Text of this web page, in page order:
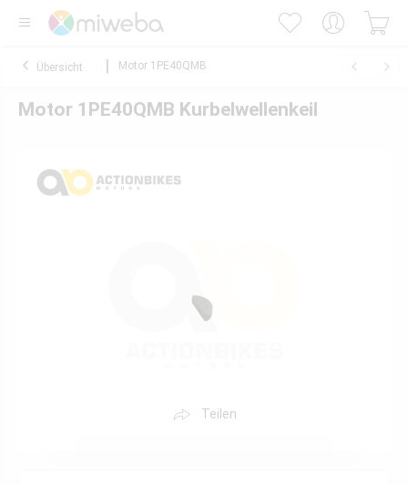
Übersicht Motor 1PE40QMB
Motor 1PE40QMB Kurbelwellenkeil
Teilen